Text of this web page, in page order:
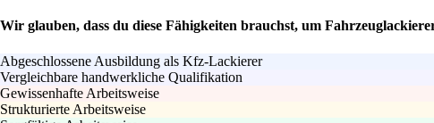
Wir glauben, dass du diese Fähigkeiten brauchst, um
Abgeschlossene Ausbildung als Kfz-Lackierer
Vergleichbare handwerkliche Qualifikation
Gewissenhafte Arbeitsweise
Strukturierte Arbeitsweise